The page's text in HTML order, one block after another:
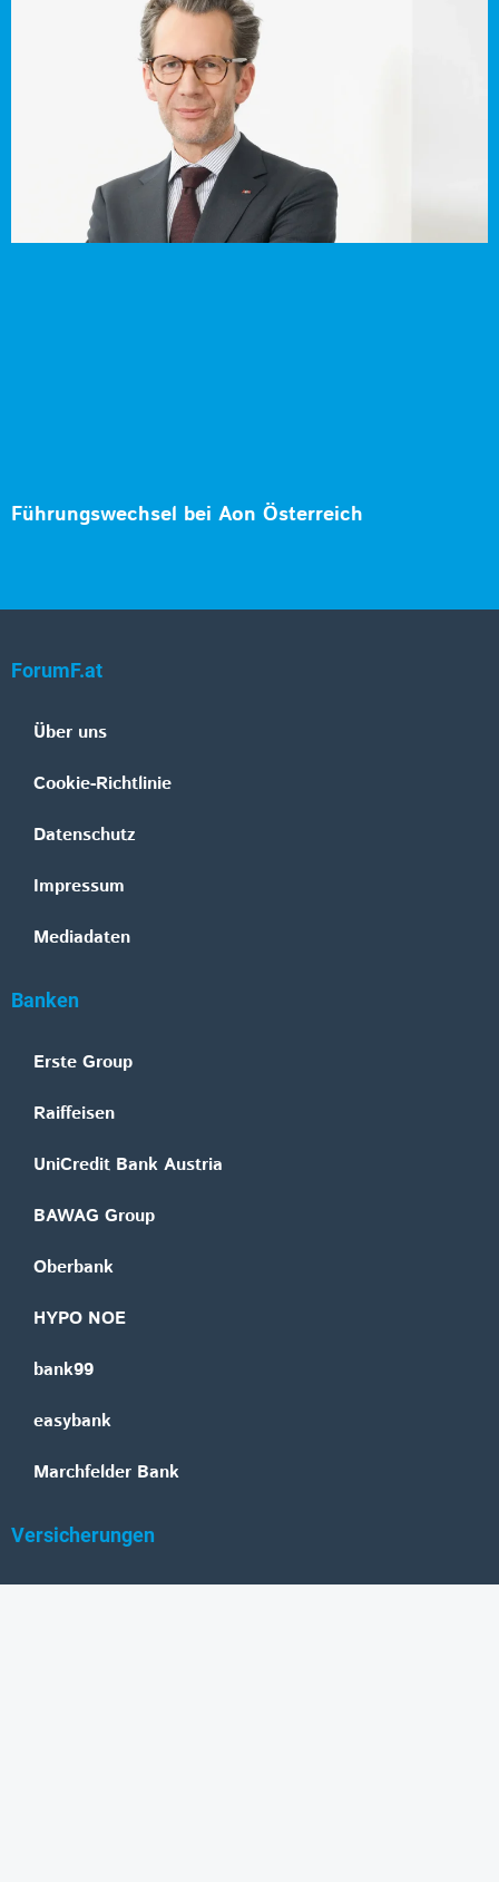
Führungswechsel bei Aon Österreich
ForumF.at
Über uns
Cookie-Richtlinie
Datenschutz
Impressum
Mediadaten
Banken
Erste Group
Raiffeisen
UniCredit Bank Austria
BAWAG Group
Oberbank
HYPO NOE
bank99
easybank
Marchfelder Bank
Versicherungen